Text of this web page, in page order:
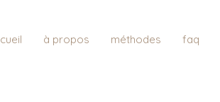
à propos méthodes faq